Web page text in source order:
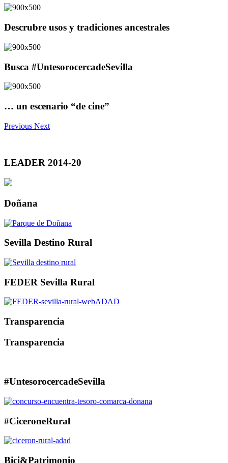
Descrubre usos y tradiciones ancestrales
Busca #UntesorocercadeSevilla
… un escenario “de cine”
Previous Next
LEADER 2014-20
Doñana
Sevilla Destino Rural
FEDER Sevilla Rural
Transparencia
Transparencia
#UntesorocercadeSevilla
#CiceroneRural
Bici&Patrimonio